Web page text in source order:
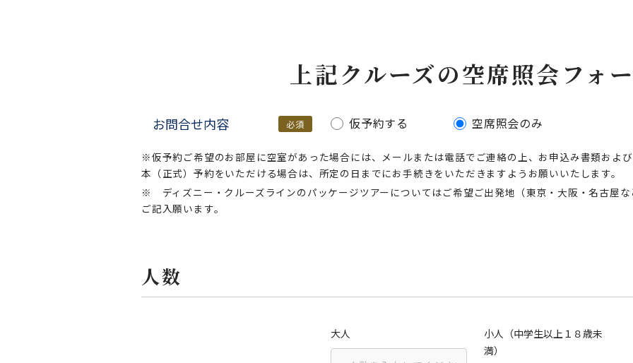
上記クルーズの空席照会フォ
お問合せ内容 必須 仮予約する 空席照会のみ
※仮予約ご希望のお部屋に空室があった場合には、メールまたは電話でご連絡の上、お申込み書類およ
本（正式）予約をいただける場合は、所定の日までにお手続きをいただきますようお願いいたします。
※ ディズニー・クルーズラインのパッケージツアーについてはご希望ご出発地（東京・大阪・名古屋
ご記入願います。
人数
大人
小人（中学生以上１８歳未
満）